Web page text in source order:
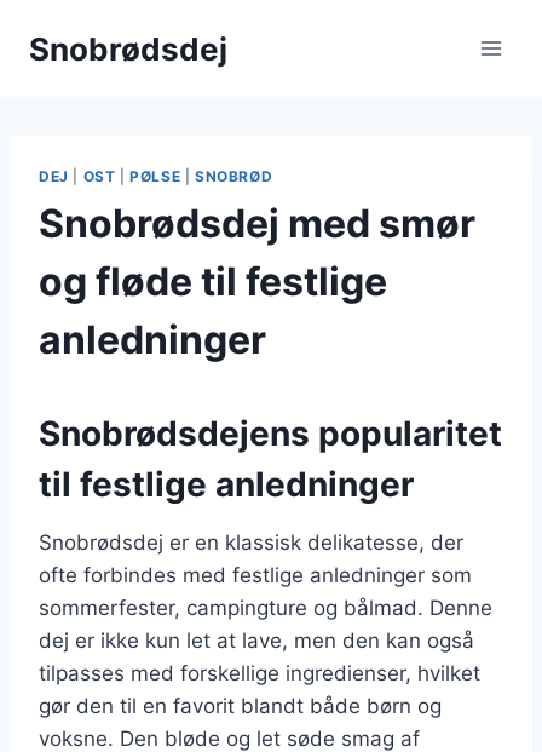
Snobrødsdej
DEJ OST |PØLSE SNOBRØD
Snobrødsdej med smør
og fløde til festlige
anledninger
Snobrødsdejens popularitet
til festlige anledninger
Snobrødsdej er en klassisk delikatesse, der
ofte forbindes med festlige anledninger som
sommerfester, campingture og bålmad. Denne
dej er ikke kun let at lave, men den kan også
tilpasses med forskellige ingredienser, hvilket
gør den til en favorit blandt både børn og
voksne. Den bløde og let søde smag af